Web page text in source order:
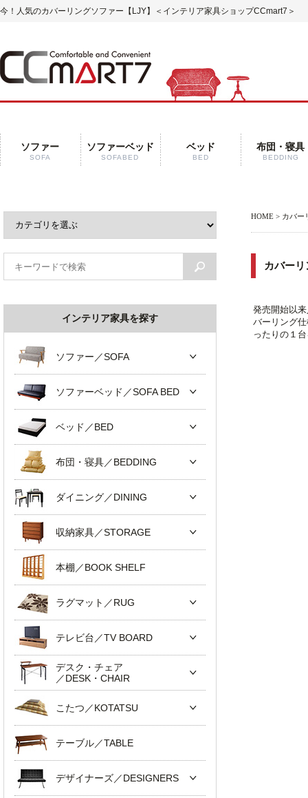
今！人気のカバーリングソファー【LJY】＜インテリア家具ショップCCmart7＞
ソファー
SOFA
ソファーベッド
SOFABED
ベッド
BED
布団・寝具
BEDDING
HOME > カバー
カバー
発売開始以
バーリング
ったりの１
インテリア家具を探す
ソファー／SOFA
ソファーベッド／SOFA BED
ベッド／BED
布団・寝具／BEDDING
ダイニング／DINING
収納家具／STORAGE
本棚／BOOK SHELF
ラグマット／RUG
テレビ台／TV BOARD
デスク・チェア
／DESK・CHAIR
こたつ／KOTATSU
テーブル／TABLE
デザイナーズ／DESIGNERS